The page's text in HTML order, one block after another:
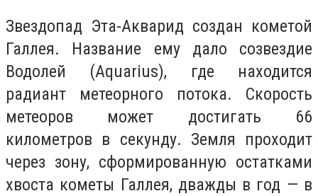
Звездопад Эта-Акварид создан кометой
Галлея. Название ему дало созвездие
Водолей (Aquarius), где находится
радиант метеорного потока. Скорость
метеоров может достигать 66
километров в секунду. Земля проходит
через зону, сформированную остатками
хвоста кометы Галлея, дважды в год — в